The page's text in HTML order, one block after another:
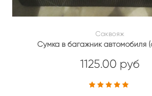
Саквояж
Сумка в багажник автомобиля
1125.00 руб